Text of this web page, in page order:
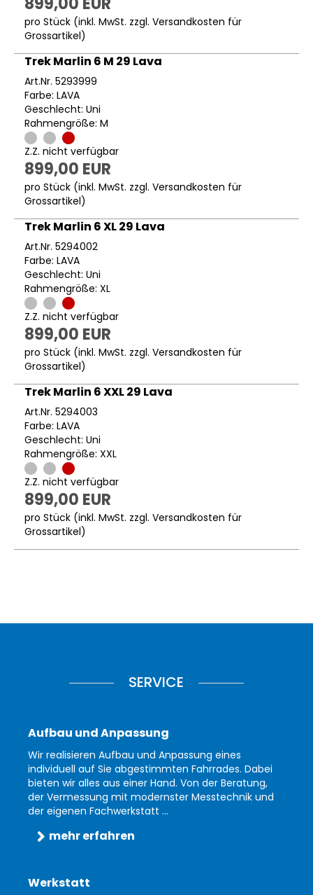
pro Stück (inkl. MwSt. zzgl. Versandkosten für
Grossartikel)
Trek Marlin 6 M 29 Lava
Art.Nr. 5293999
Farbe: LAVA
Geschlecht: Uni
Rahmengröße: M
Z.Z. nicht verfügbar
899,00 EUR
pro Stück (inkl. MwSt. zzgl. Versandkosten für
Grossartikel)
Trek Marlin 6 XL 29 Lava
Art.Nr. 5294002
Farbe: LAVA
Geschlecht: Uni
Rahmengröße: XL
Z.Z. nicht verfügbar
899,00 EUR
pro Stück (inkl. MwSt. zzgl. Versandkosten für
Grossartikel)
Trek Marlin 6 XXL 29 Lava
Art.Nr. 5294003
Farbe: LAVA
Geschlecht: Uni
Rahmengröße: XXL
Z.Z. nicht verfügbar
899,00 EUR
pro Stück (inkl. MwSt. zzgl. Versandkosten für
Grossartikel)
SERVICE
Aufbau und Anpassung
Wir realisieren Aufbau und Anpassung eines
individuell auf Sie abgestimmten Fahrrades. Dabei
bieten wir alles aus einer Hand. Von der Beratung,
der Vermessung mit modernster Messtechnik und
der eigenen Fachwerkstatt ...
mehr erfahren
Werkstatt